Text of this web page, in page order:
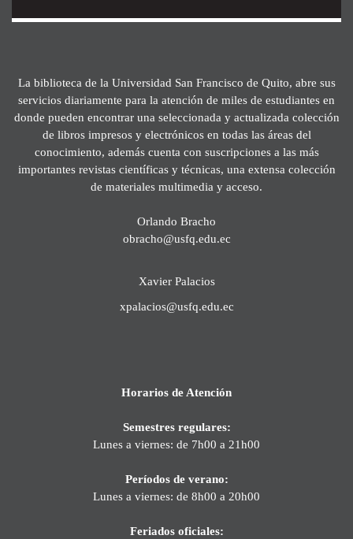
La biblioteca de la Universidad San Francisco de Quito, abre sus
servicios diariamente para la atención de miles de estudiantes en
donde pueden encontrar una seleccionada y actualizada colección
de libros impresos y electrónicos en todas las áreas del
conocimiento, además cuenta con suscripciones a las más
importantes revistas científicas y técnicas, una extensa colección
de materiales multimedia y acceso.
Orlando Bracho
obracho@usfq.edu.ec
Xavier Palacios
xpalacios@usfq.edu.ec
Horarios de Atención
Semestres regulares:
Lunes a viernes: de 7h00 a 21h00
Períodos de verano:
Lunes a viernes: de 8h00 a 20h00
Feriados oficiales: